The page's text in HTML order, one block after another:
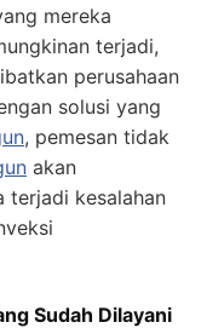
mereka
terjadi,
perusahaan
solusi yang
, pemesan tidak
akan
terjadi kesalahan
Sudah Dilayani